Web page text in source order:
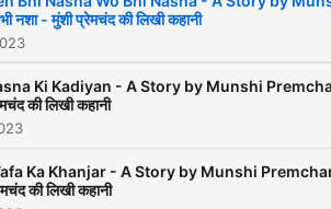
उन्होंने सरस्वती
फिल्मों की
लगभग तीन
महाजनी सभ्यता
भी नशा - मुंशी प्रेमचंद की लिखी कहानी
Ki Kadiyan - A Story by Munshi
की लिखी कहानी
Ka Khanjar - A Story by Munshi
की लिखी कहानी